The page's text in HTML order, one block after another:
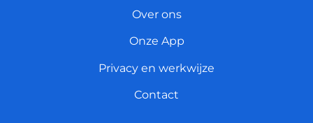
Over ons
Onze App
Privacy en werkwijze
Contact